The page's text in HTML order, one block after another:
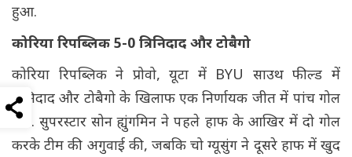
हुआ.
कोरिया रिपब्लिक 5-0 त्रिनिदाद और टोबैगो
कोरिया रिपब्लिक ने प्रोवो, यूटा में BYU साउथ फील्ड में
त्रिनिदाद और टोबैगो के खिलाफ एक निर्णायक जीत में पांच गोल
दागे. सुपरस्टार सोन ह्युंगमिन ने पहले हाफ के आखिर में दो गोल
करके टीम की अगुवाई की, जबकि चो ग्यूसुंग ने दूसरे हाफ में खुद